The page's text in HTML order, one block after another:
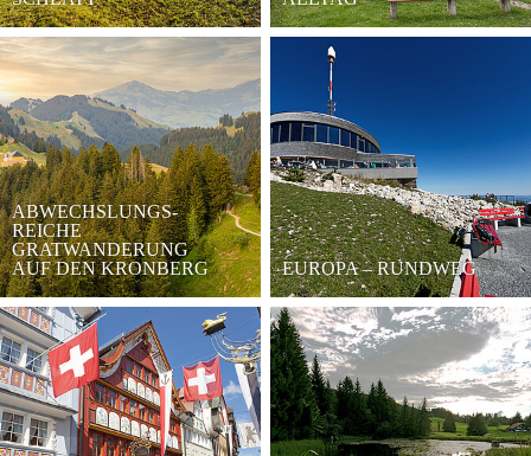
ABWECHSLUNGS-
REICHE
GRATWANDERUNG
AUF DEN KRONBERG
EUROPA – RUNDWEG